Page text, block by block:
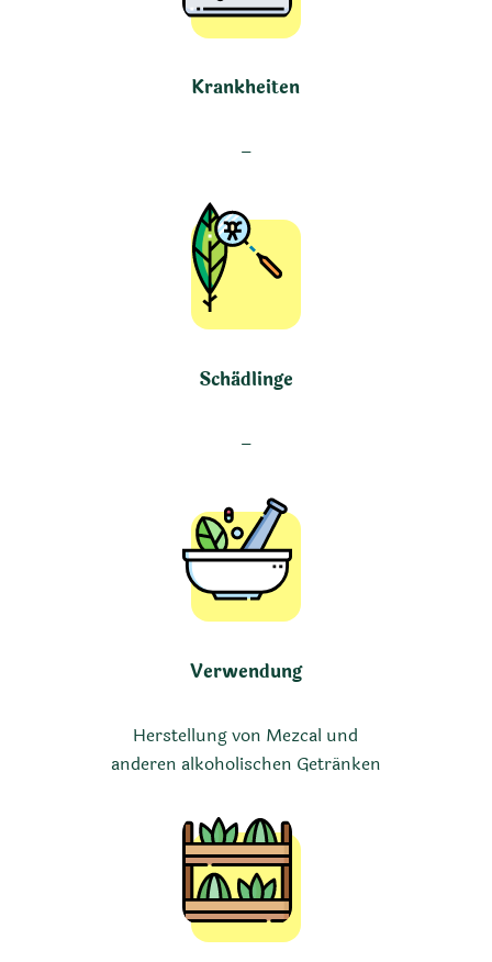
Krankheiten
–
Schädlinge
–
Verwendung
Herstellung von Mezcal und
anderen alkoholischen Getränken